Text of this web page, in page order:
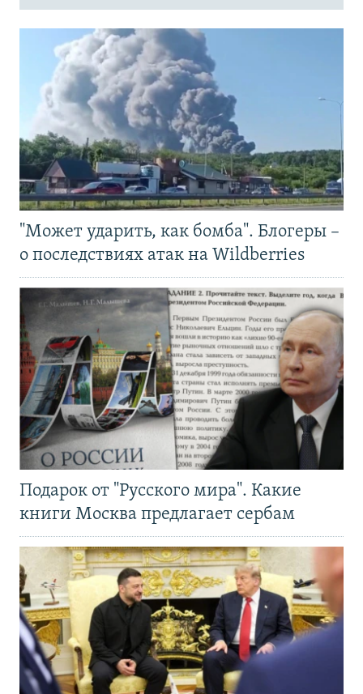
"Может ударить, как бомба". Блогеры –
о последствиях атак на Wildberries
Подарок от "Русского мира". Какие
книги Москва предлагает сербам